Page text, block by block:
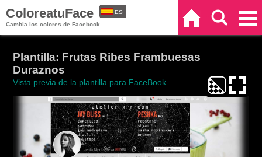
ColoreatuFace
Cambia los colores de Facebook
ES
Plantilla: Frutas Ribes Frambuesas
Duraznos
Vista previa de la plantilla para FaceBook